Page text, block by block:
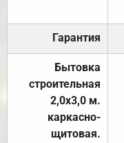
Гарантия
Бытовка
строительная
2,0х3,0 м.
каркасно-
щитовая.